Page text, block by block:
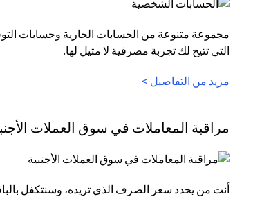
مجموعة متنوعة من الحسابات الجارية وحسابات
التي تتيح لك تجربة مصرفية لا مثيل لها.
مزيد من التفاصيل >
مراقبة المعاملات في سوق العملات
أنت من يحدد سعر الصرف الذي تريده، وسنتكفل